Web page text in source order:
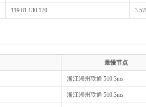
119.81.130.170
最慢节点
浙江湖州联通 510.3ms
浙江湖州联通 510.3ms